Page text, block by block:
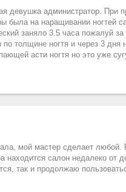
девушка администратор. При
была на наращивании ногтей
заняло 3.5 часа пожалуй
по толщине ногтя и через 3
асти ногтя но это уже
мой мастер сделает любой.
находится салон недалеко от
так и продолжаю